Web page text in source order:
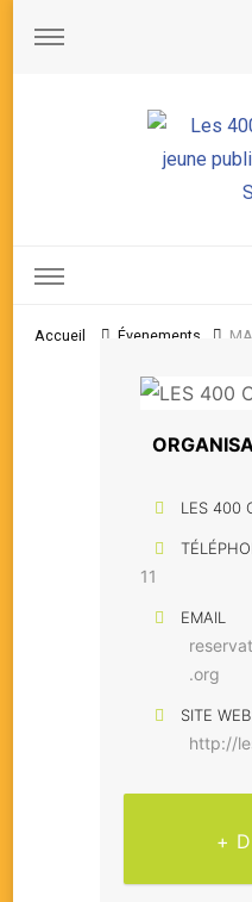
Accueil Évenements
LES 400
11
EMAIL
.org
SITE WEB
http://
+